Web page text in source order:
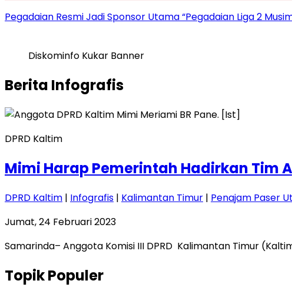
Pegadaian Resmi Jadi Sponsor Utama “Pegadaian Liga 2
Diskominfo Kukar Banner
Berita Infografis
DPRD Kaltim
Mimi Harap Pemerintah Hadirkan Tim
DPRD Kaltim | Infografis | Kalimantan Timur | Penajam Paser
Jumat, 24 Februari 2023
Samarinda– Anggota Komisi III DPRD Kalimantan Timur
Topik Populer